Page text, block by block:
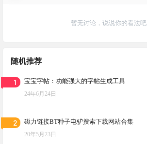
暂无讨论，说说你的看法吧
随机推荐
1 宝宝字帖：功能强大的字帖生成工具
24年6月24日
2 磁力链接BT种子电驴搜索下载网站合集
20年5月23日